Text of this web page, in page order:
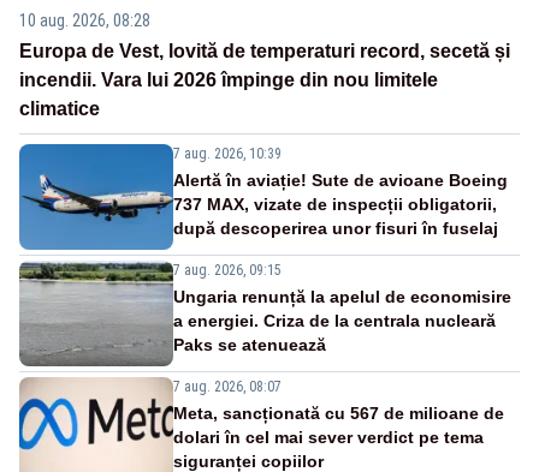
10 aug. 2026, 08:28
Europa de Vest, lovită de temperaturi record, secetă și
incendii. Vara lui 2026 împinge din nou limitele
climatice
7 aug. 2026, 10:39
Alertă în aviație! Sute de avioane Boeing
737 MAX, vizate de inspecții obligatorii,
după descoperirea unor fisuri în fuselaj
7 aug. 2026, 09:15
Ungaria renunță la apelul de economisire
a energiei. Criza de la centrala nucleară
Paks se atenuează
7 aug. 2026, 08:07
Meta, sancționată cu 567 de milioane de
dolari în cel mai sever verdict pe tema
siguranței copiilor